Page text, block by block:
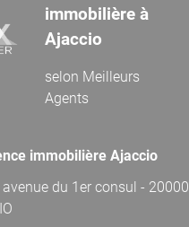
immobilière à
Ajaccio
selon Meilleurs
Agents
immobilière Ajaccio
avenue du 1er consul - 20000